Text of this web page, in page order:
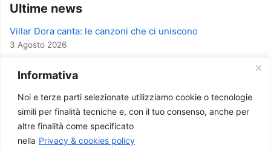
Informativa
Noi e terze parti selezionate utilizziamo cookie o tecnologie
simili per finalità tecniche e, con il tuo consenso, anche per
altre finalità come specificato
nella Privacy & cookies policy
Ultime news
Villar Dora canta: le canzoni che ci uniscono
3 Agosto 2026
14 Maggio 2026
Successo per la serata sull’Intelligenza Artificiale
27 Gennaio 2026
Intelligenza Artificiale – presente e futuro
10 Gennaio 2026